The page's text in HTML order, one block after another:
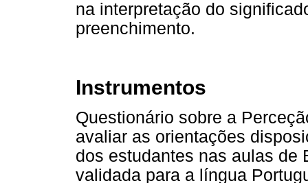
na interpretação do
preenchimento.
Instrumentos
Questionário sobre a
avaliar as orientações
dos estudantes nas aulas de
validada para a língua